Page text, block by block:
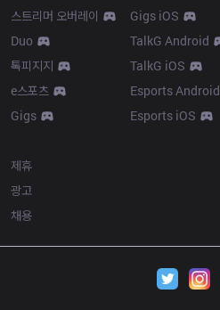
스트리머 오버레이
Duo
톡피지지
e스포츠
Gigs
Gigs iOS
TalkG Android
TalkG iOS
Esports Android
Esports iOS
제휴
광고
채용